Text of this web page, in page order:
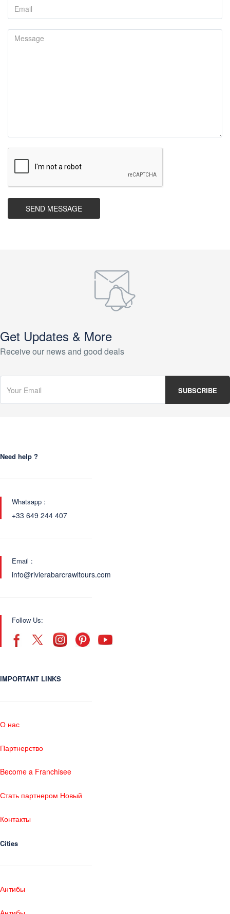
Get Updates & More
Receive our news and good deals
Need help ?
Whatsapp :
+33 649 244 407
Email :
info@rivierabarcrawltours.com
Follow Us:
IMPORTANT LINKS
О нас
Партнерство
Become a Franchisee
Стать партнером Новый
Контакты
Cities
Антибы